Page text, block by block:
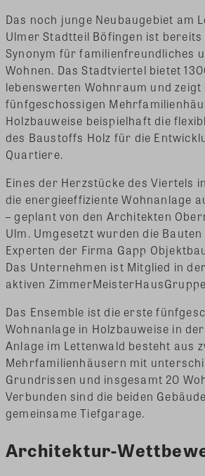
Das noch junge Neubaugebiet am
Ulmer Stadtteil Böfingen ist bereits
Synonym für familienfreundliches
Wohnen. Das Stadtviertel bietet
lebenswerten Wohnraum und
fünfgeschossigen
Holzbauweise beispielhaft die
des Baustoffs Holz für die
Quartiere.
Eines der Herzstücke des Viertels
die energieeffiziente Wohnanlage
– geplant von den Architekten
Ulm. Umgesetzt wurden die
Experten der Firma Gapp
Das Unternehmen ist Mitglied in
aktiven
Das Ensemble ist die erste
Wohnanlage in Holzbauweise in
Anlage im Lettenwald besteht aus
Mehrfamilienhäusern mit
Grundrissen und insgesamt 20
Verbunden sind die beiden
gemeinsame Tiefgarage.
Architektur-